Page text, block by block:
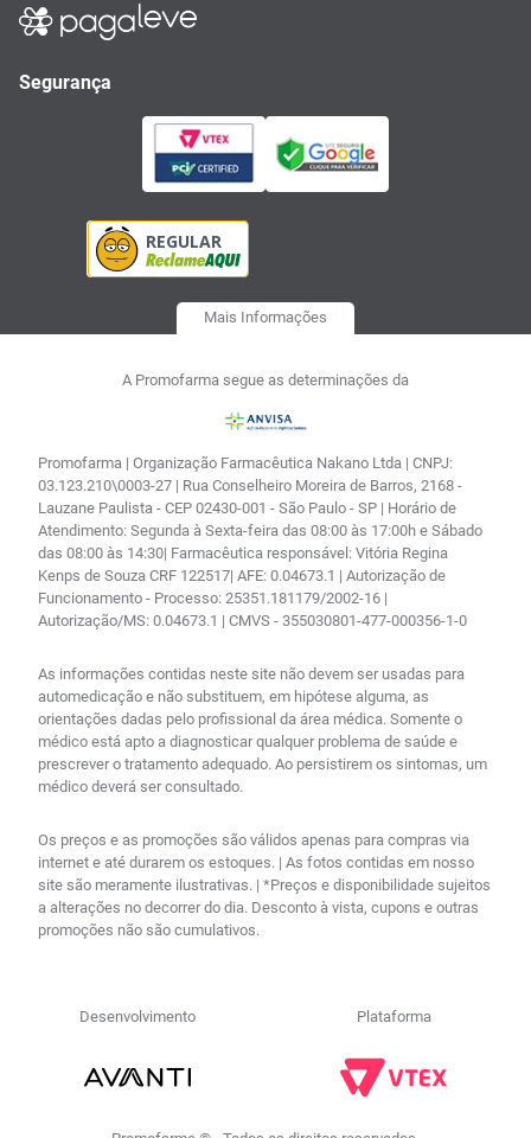
Segurança
Mais Informações
A Promofarma segue as determinações da
Promofarma | Organização Farmacêutica Nakano Ltda | CNPJ:
03.123.210\0003-27 | Rua Conselheiro Moreira de Barros, 2168 -
Lauzane Paulista - CEP 02430-001 - São Paulo - SP | Horário de
Atendimento: Segunda à Sexta-feira das 08:00 às 17:00h e Sábado
das 08:00 às 14:30| Farmacêutica responsável: Vitória Regina
Kenps de Souza CRF 122517| AFE: 0.04673.1 | Autorização de
Funcionamento - Processo: 25351.181179/2002-16 |
Autorização/MS: 0.04673.1 | CMVS - 355030801-477-000356-1-0
As informações contidas neste site não devem ser usadas para
automedicação e não substituem, em hipótese alguma, as
orientações dadas pelo profissional da área médica. Somente o
médico está apto a diagnosticar qualquer problema de saúde e
prescrever o tratamento adequado. Ao persistirem os sintomas, um
médico deverá ser consultado.
Os preços e as promoções são válidos apenas para compras via
internet e até durarem os estoques. | As fotos contidas em nosso
site são meramente ilustrativas. | *Preços e disponibilidade sujeitos
a alterações no decorrer do dia. Desconto à vista, cupons e outras
promoções não são cumulativos.
Desenvolvimento Plataforma